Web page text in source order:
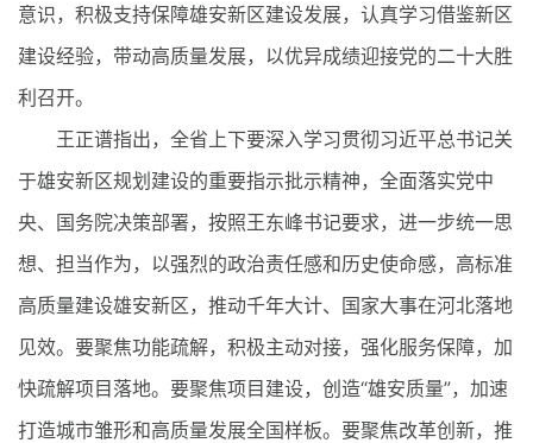
意识，积极支持保障雄安新区建设发展，认真学习借鉴新区
建设经验，带动高质量发展，以优异成绩迎接党的二十大胜
利召开。
王正谱指出，全省上下要深入学习贯彻习近平总书记关
于雄安新区规划建设的重要指示批示精神，全面落实党中
央、国务院决策部署，按照王东峰书记要求，进一步统一思
想、担当作为，以强烈的政治责任感和历史使命感，高标准
高质量建设雄安新区，推动千年大计、国家大事在河北落地
见效。要聚焦功能疏解，积极主动对接，强化服务保障，加
快疏解项目落地。要聚焦项目建设，创造“雄安质量”，加速
打造城市雏形和高质量发展全国样板。要聚焦改革创新，推